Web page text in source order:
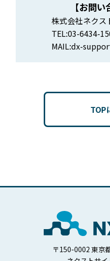
【お問い
株式会社ネクス
TEL:03-6434-
MAIL:dx-
TOP
〒150-0002 東京